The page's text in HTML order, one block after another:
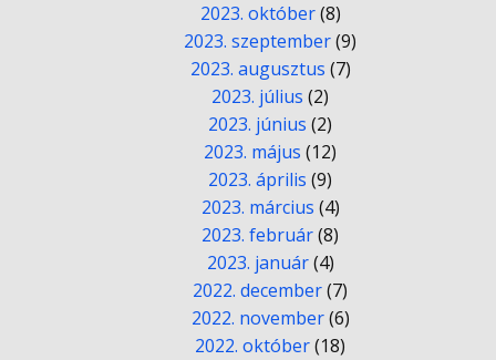
2023. október(8)
2023. szeptember(9)
2023. augusztus (7)
2023. július (2)
2023. június (2)
2023. május (12)
2023. április (9)
2023. március (4)
2023. február(8)
2023. január(4)
2022. december(7)
2022. november(6)
2022. október(18)